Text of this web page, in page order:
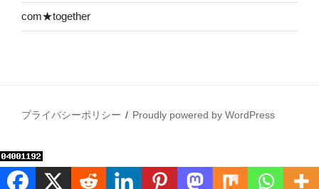
com★together
プライバシーポリシー Proudly powered by WordPress